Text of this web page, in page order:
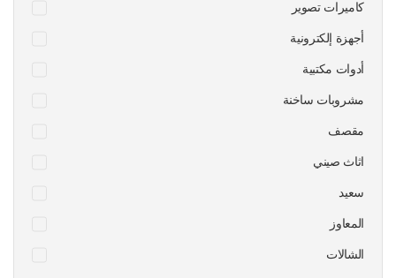
كاميرات تصوير
أجهزة إلكترونية
أدوات مكتبية
مشروبات ساخنة
مقصف
اثاث صيني
سعيد
المعاوز
الشالات